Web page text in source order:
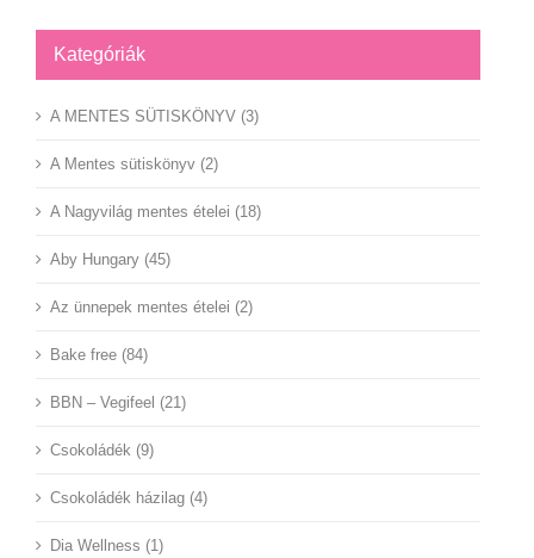
Kategóriák
A MENTES SÜTISKÖNYV (3)
A Mentes sütiskönyv (2)
A Nagyvilág mentes ételei (18)
Aby Hungary (45)
Az ünnepek mentes ételei (2)
Bake free (84)
BBN – Vegifeel (21)
Csokoládék (9)
Csokoládék házilag (4)
Dia Wellness (1)